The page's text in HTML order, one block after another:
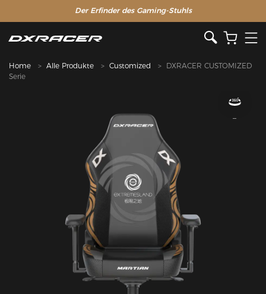
Der Erfinder des Gaming-Stuhls
Home Alle Produkte Customized
DXRACER CUSTOMIZED
Serie